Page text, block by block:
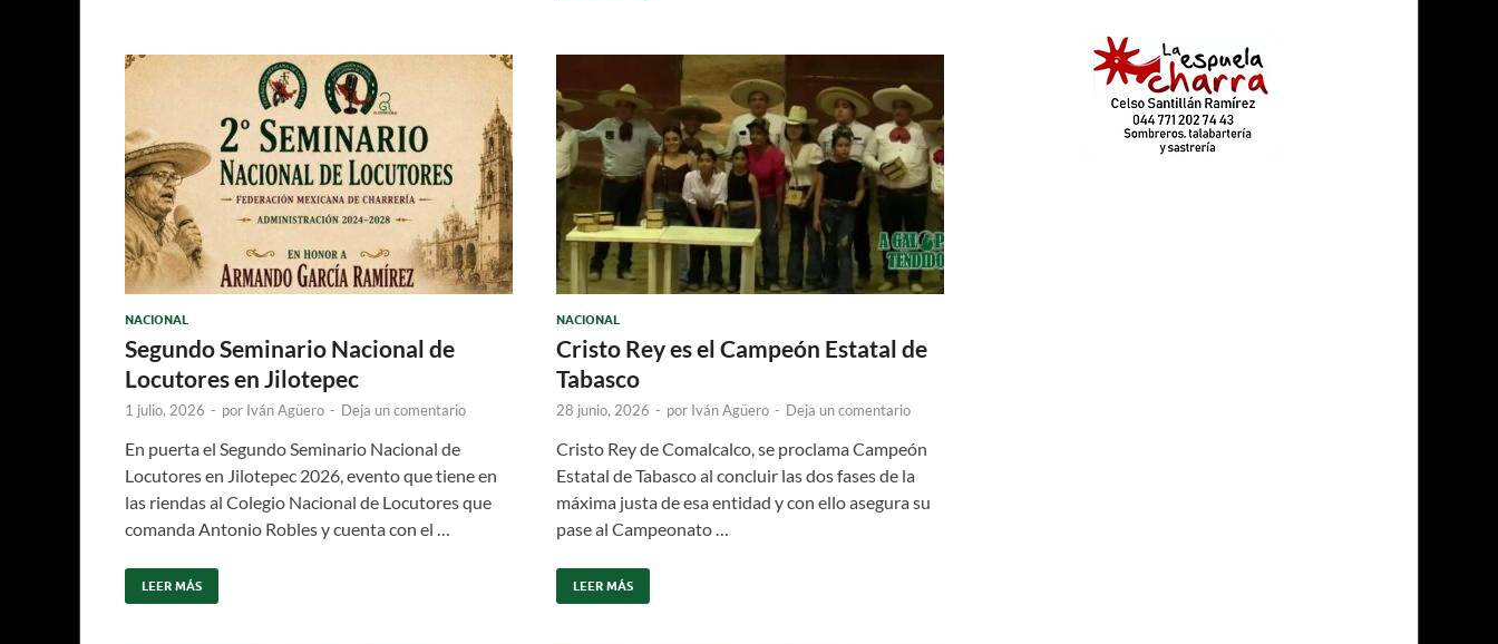
NACIONAL
Segundo Seminario Nacional de
Locutores en Jilotepec
1 julio, 2026 - por Iván Agüero - Deja un comentario
En puerta el Segundo Seminario Nacional de
Locutores en Jilotepec 2026, evento que tiene en
las riendas al Colegio Nacional de Locutores que
comanda Antonio Robles y cuenta con el …
LEER MÁS
NACIONAL
Cristo Rey es el Campeón Estatal de
Tabasco
28 junio, 2026 - por Iván Agüero - Deja un comentario
Cristo Rey de Comalcalco, se proclama Campeón
Estatal de Tabasco al concluir las dos fases de la
máxima justa de esa entidad y con ello asegura su
pase al Campeonato …
LEER MÁS